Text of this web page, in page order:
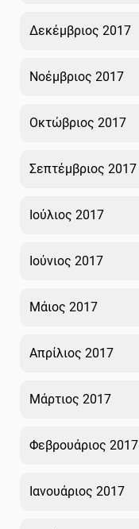
Δεκέμβριος 2017
Νοέμβριος 2017
Οκτώβριος 2017
Σεπτέμβριος 2017
Ιούλιος 2017
Ιούνιος 2017
Μάιος 2017
Απρίλιος 2017
Μάρτιος 2017
Φεβρουάριος 2017
Ιανουάριος 2017